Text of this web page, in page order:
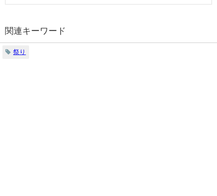
関連キーワード
祭り